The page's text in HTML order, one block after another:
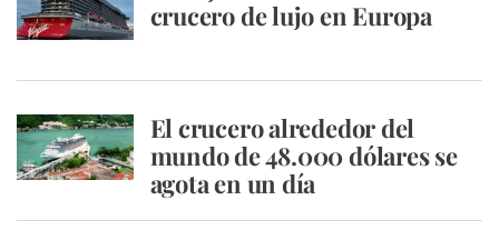
crucero de lujo en Europa
El crucero alrededor del
mundo de 48.000 dólares se
agota en un día